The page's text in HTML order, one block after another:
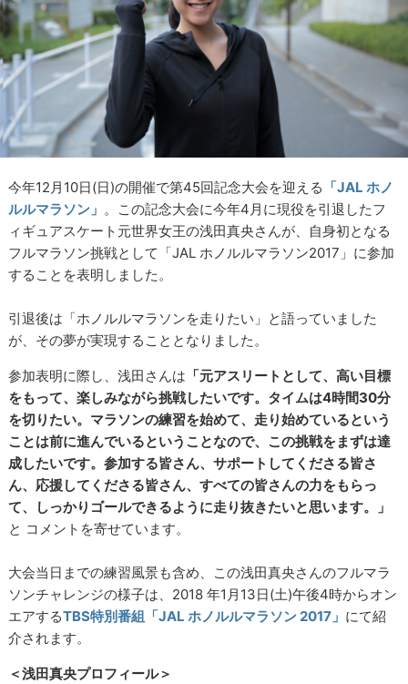
今年12月10日(日)の開催で第45回記念大会を迎える 「JAL ホノ
ルルマラソン」 。この記念大会に今年4月に現役を引退したフ
ィギュアスケート元世界女王の浅田真央さんが、自身初となる
フルマラソン挑戦として「JAL ホノルルマラソン2017」に参加
することを表明しました。
引退後は「ホノルルマラソンを走りたい」と語っていました
が、その夢が実現することとなりました。
参加表明に際し、浅田さんは 「元アスリートとして、高い目標
をもって、楽しみながら挑戦したいです。タイムは4時間30分
を切りたい。マラソンの練習を始めて、走り始めているという
ことは前に進んでいるということなので、この挑戦をまずは達
成したいです。参加する皆さん、サポートしてくださる皆さ
ん、応援してくださる皆さん、すべての皆さんの力をもらっ
て、しっかりゴールできるように走り抜きたいと思います。」
と コメントを寄せています。
大会当日までの練習風景も含め、この浅田真央さんのフルマラ
ソンチャレンジの様子は、2018 年1月13日(土)午後4時からオン
エアするTBS特別番組「JAL ホノルルマラソン 2017」 にて紹
介されます。
＜浅田真央プロフィール＞